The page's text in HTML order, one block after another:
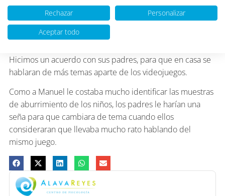
cómo pasarse las pantallas, y no le importaba que su
audiencia se aburriera o incluso le pidiera que cambiara
de tema que era un rollo.
Hicimos un acuerdo con sus padres, para que en casa se
hablaran de más temas aparte de los videojuegos.
Como a Manuel le costaba mucho identificar las muestras
de aburrimiento de los niños, los padres le harían una
seña para que cambiara de tema cuando ellos
consideraran que llevaba mucho rato hablando del
mismo juego.
Rechazar
Personalizar
Aceptar todo